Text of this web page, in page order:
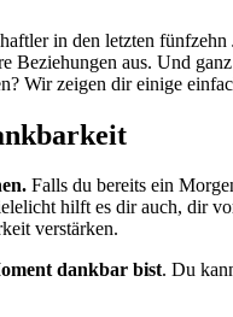
in den letzten
Beziehungen aus. Und
Wir zeigen dir einige
Falls du bereits ein
hilft es dir auch, dir
verstärken.
dankbar bist. Du